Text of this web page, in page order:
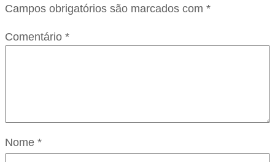
Campos obrigatórios são marcados com *
Comentário *
Nome *